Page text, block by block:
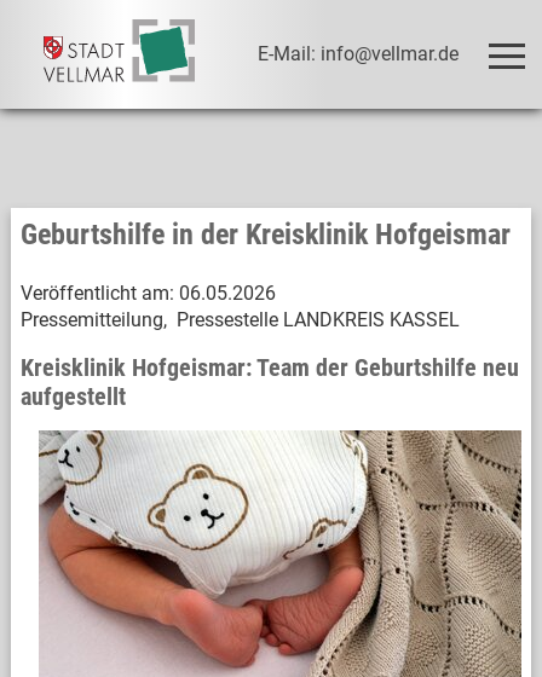
E-Mail: info@vellmar.de
Geburtshilfe in der Kreisklinik Hofgeismar
Veröffentlicht am: 06.05.2026
Pressemitteilung, Pressestelle LANDKREIS KASSEL
Kreisklinik Hofgeismar: Team der Geburtshilfe neu
aufgestellt